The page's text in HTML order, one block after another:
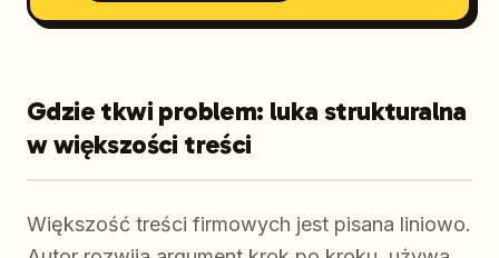
Gdzie tkwi problem: luka strukturalna
w większości treści
Większość treści firmowych jest pisana liniowo.